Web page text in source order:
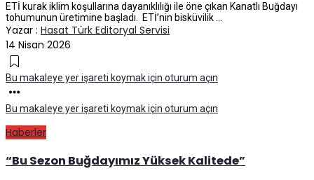
ETİ kurak iklim koşullarına dayanıklılığı ile öne çıkan Kanatlı Buğdayı
tohumunun üretimine başladı. ETİ’nin bisküvilik ...
Yazar : Hasat Türk Editoryal Servisi
14 Nisan 2026
Bu makaleye yer işareti koymak için oturum açın
Bu makaleye yer işareti koymak için oturum açın
Haberler
“Bu Sezon Buğdayımız Yüksek Kalitede”